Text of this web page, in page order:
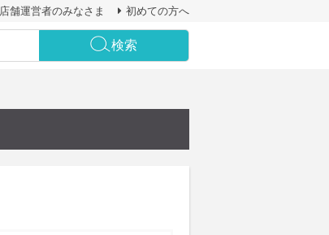
店舗運営者のみなさま 初めての方へ
検索